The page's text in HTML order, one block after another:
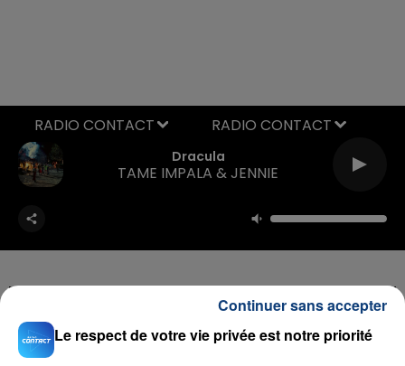
Dracula
TAME IMPALA & JENNIE
RADIO CONTACT
FIL D'ACTU
Le respect de votre vie privée est notre priorité
Continuer sans accepter